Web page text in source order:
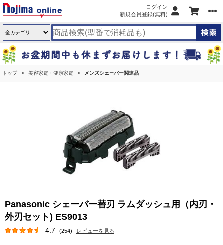
ログイン
新規会員登録(無料)
トップ 美容家電・健康家電 メンズシェーバー関連品
Panasonic シェーバー替刃 ラムダッシュ用（内刃・
外刃セット) ES9013
4.7 (254) レビューを見る